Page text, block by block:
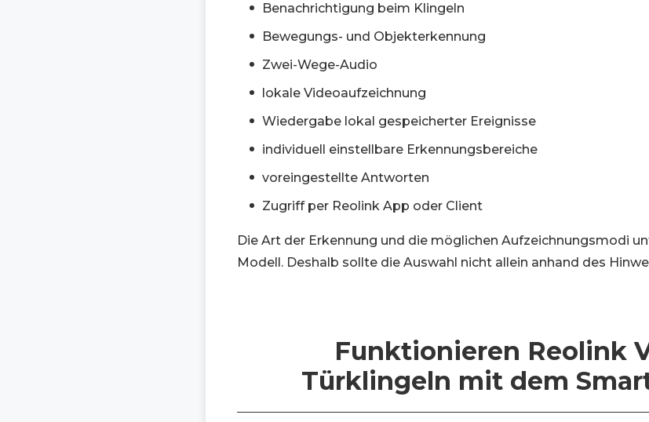
Benachrichtigung beim Klingeln
Bewegungs- und Objekterkennung
Zwei-Wege-Audio
lokale Videoaufzeichnung
Wiedergabe lokal gespeicherter Ereignisse
individuell einstellbare Erkennungsbereiche
voreingestellte Antworten
Zugriff per Reolink App oder Client
Die Art der Erkennung und die möglichen Aufzeichnungsmodi
Modell. Deshalb sollte die Auswahl nicht allein anhand des
Funktionieren Reolink
Türklingeln mit dem